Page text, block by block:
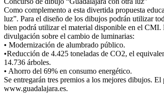
Como complemento a esta divertida propuesta
luz”. Para el diseño de los dibujos podrán utilizar
bien podrá utilizar el material disponible en el CMI.
divulgación sobre el cambio de luminarias:
• Modernización de alumbrado público.
•Reducción de 4.425 toneladas de CO2, el
14.736 árboles.
• Ahorro del 69% en consumo energético.
Se entregarán tres premios a los mejores dibujos.
www.guadalajara.es.